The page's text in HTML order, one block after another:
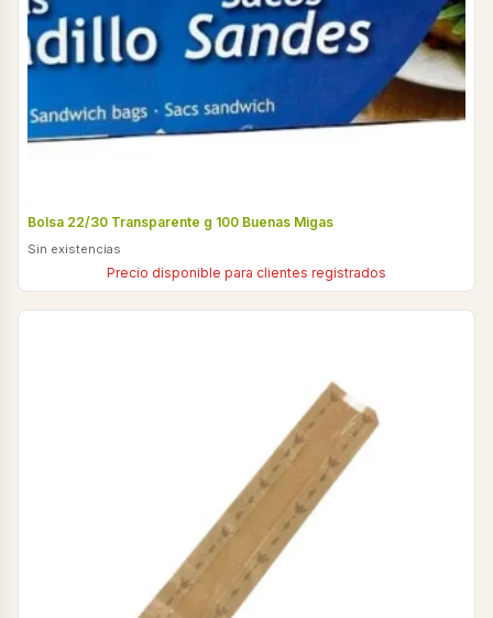
Bolsa 22/30 Transparente g 100 Buenas Migas
Sin existencias
Precio disponible para clientes registrados